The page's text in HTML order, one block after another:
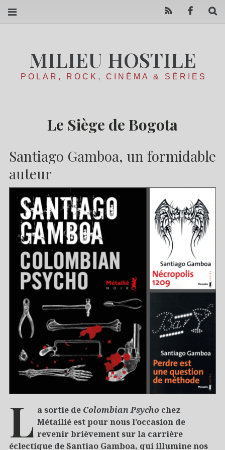
MILIEU HOSTILE
POLAR, ROCK, CINÉMA & SÉRIES
Le Siège de Bogota
Santiago Gamboa, un formidable
auteur
L a sortie de Colombian Psychochez
Métailié est pour nous l’occasion de
revenir brièvement sur la carrière
éclectique de Santiao Gamboa, qui illumine nos
RSS